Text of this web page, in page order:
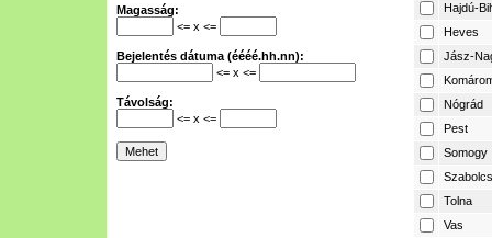
Magasság:
<= x <=
Bejelentés dátuma (éééé.hh.nn):
<= x <=
Távolság:
<= x <=
Hajdú-
Heves
Jász-
Nógrád
Pest
Somogy
Tolna
Vas